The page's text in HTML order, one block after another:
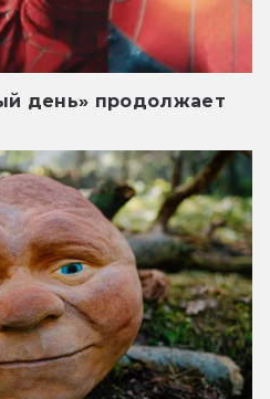
день» продолжает